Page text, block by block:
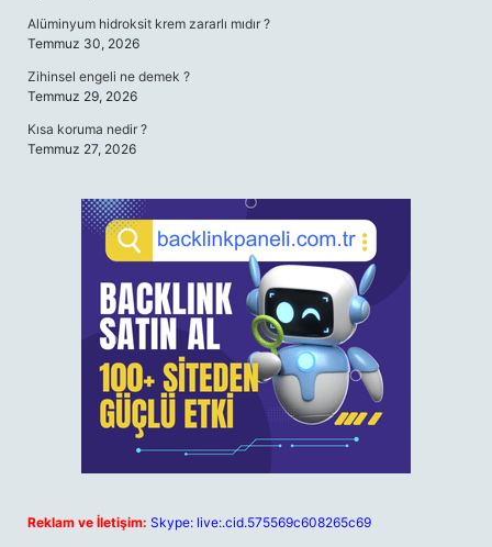
Alüminyum hidroksit krem zararlı mıdır ?
Temmuz 30, 2026
Zihinsel engeli ne demek ?
Temmuz 29, 2026
Kısa koruma nedir ?
Temmuz 27, 2026
Reklam ve İletişim: Skype: live:.cid.575569c608265c69